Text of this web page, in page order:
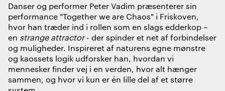
Danser og performer Peter Vadim præsenterer sin
performance "Together we are Chaos" i Friskoven,
hvor han træder ind i rollen som en slags edderkop –
en strange attractor- der spinder et net af forbindelser
og muligheder. Inspireret af naturens egne mønstre
og kaossets logik udforsker han, hvordan vi
mennesker finder vej i en verden, hvor alt hænger
sammen, og hvor vi kun er én lille del af et større